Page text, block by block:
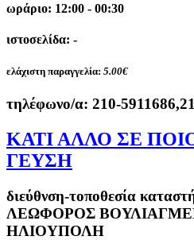
ωράριο: 12:00 - 00:30
ιστοσελίδα: -
ελάχιστη παραγγελία: 5.00€
τηλέφωνο/α: 210-
ΚΑΤΙ ΑΛΛΟ ΣΕ
ΓΕΥΣΗ
διεύθνση-τοποθεσία
ΛΕΩΦΟΡΟΣ
ΗΛΙΟΥΠΟΛΗ